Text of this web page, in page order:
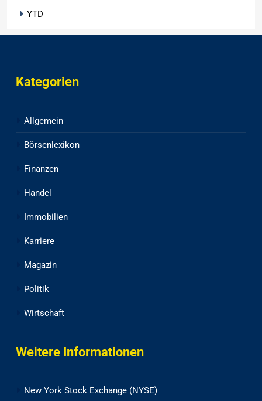
YTD
Kategorien
Allgemein
Börsenlexikon
Finanzen
Handel
Immobilien
Karriere
Magazin
Politik
Wirtschaft
Weitere Informationen
New York Stock Exchange (NYSE)